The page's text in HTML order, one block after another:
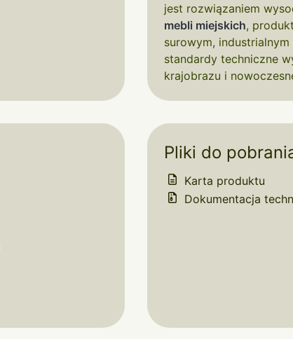
jest rozwiązaniem
mebli miejskich,
surowym, industrialnym
standardy techniczne
krajobrazu i
Pliki do
Karta produktu
Dokumentacja